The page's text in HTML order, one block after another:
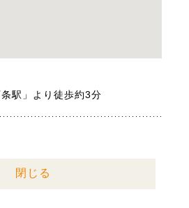
駅」より徒歩約3分
閉じる